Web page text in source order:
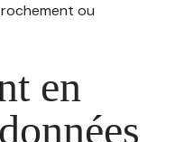
ou
en